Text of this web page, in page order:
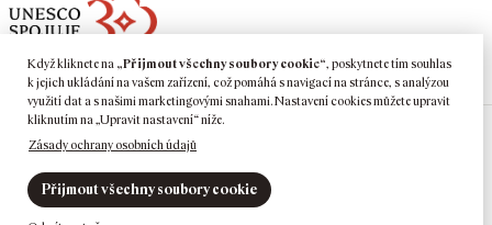
Když kliknete na „Přijmout všechny soubory cookie“, poskytnete tím souhlas
k jejich ukládání na vašem zařízení, což pomáhá s navigací na stránce, s analýzou
využití dat a s našimi marketingovými snahami. Nastavení cookies můžete upravit
kliknutím na „Upravit nastavení“ níže.
Zásady ochrany osobních údajů
Přijmout všechny soubory cookie
2026GASKKutná Hora · Barborská 51–53, 284 01 Kutná Hora ·
725 377 433·E: info@gask.cz